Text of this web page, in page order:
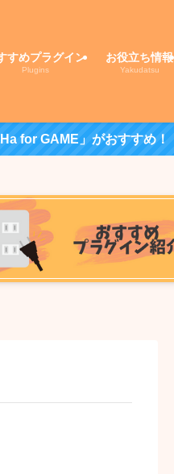
すめプラグイン
Plugins
お役立ち情報
Yakudatsu
for GAME」がおすすめ！